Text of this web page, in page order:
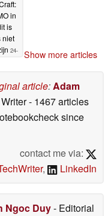
in
is
niet
24-
Show more articles
article:Adam
- 1467 articles
since
contact me via:
, LinkedIn
Ngoc Duy- Editorial